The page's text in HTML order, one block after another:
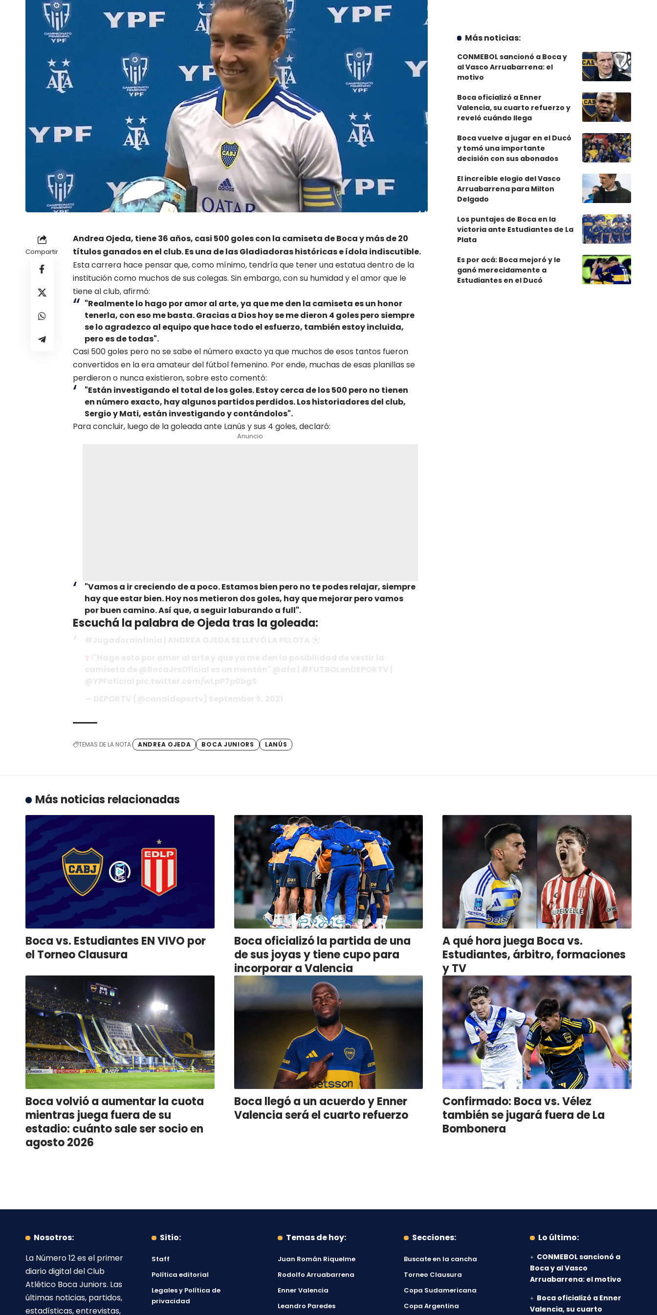
Compartir
Andrea Ojeda, tiene 36 años, casi 500 goles con la camiseta de Boca y más de 20
títulos ganados en el club. Es una de las Gladiadoras históricas e ídola indiscutible.
Esta carrera hace pensar que, como mínimo, tendría que tener una estatua dentro de la
institución como muchos de sus colegas. Sin embargo, con su humidad y el amor que le
tiene al club, afirmó:
"Realmente lo hago por amor al arte, ya que me den la camiseta es un honor
tenerla, con eso me basta. Gracias a Dios hoy se me dieron 4 goles pero siempre
se lo agradezco al equipo que hace todo el esfuerzo, también estoy incluida,
pero es de todas".
Casi 500 goles pero no se sabe el número exacto ya que muchos de esos tantos fueron
convertidos en la era amateur del fútbol femenino. Por ende, muchas de esas planillas se
perdieron o nunca existieron, sobre esto comentó:
"Están investigando el total de los goles. Estoy cerca de los 500 pero no tienen
en número exacto, hay algunos partidos perdidos. Los historiadores del club,
Sergio y Mati, están investigando y contándolos".
Para concluir, luego de la goleada ante Lanús y sus 4 goles, declaró:
Anuncio
"Vamos a ir creciendo de a poco. Estamos bien pero no te podes relajar, siempre
hay que estar bien. Hoy nos metieron dos goles, hay que mejorar pero vamos
por buen camino. Así que, a seguir laburando a full".
Escuchá la palabra de Ojeda tras la goleada:
TEMAS DE LA NOTA ANDREA OJEDA BOCA JUNIORS LANÚS
Más noticias:
CONMEBOL sancionó a Boca y
al Vasco Arruabarrena: el
motivo
Boca oficializó a Enner
Valencia, su cuarto refuerzo y
reveló cuándo llega
Boca vuelve a jugar en el Ducó
y tomó una importante
decisión con sus abonados
El increíble elogio del Vasco
Arruabarrena para Milton
Delgado
Los puntajes de Boca en la
victoria ante Estudiantes de La
Plata
Es por acá: Boca mejoró y le
ganó merecidamente a
Estudiantes en el Ducó
Más noticias relacionadas
Boca vs. Estudiantes EN VIVO por
el Torneo Clausura
Boca oficializó la partida de una
de sus joyas y tiene cupo para
incorporar a Valencia
A qué hora juega Boca vs.
Estudiantes, árbitro, formaciones
y TV
Boca volvió a aumentar la cuota
mientras juega fuera de su
estadio: cuánto sale ser socio en
agosto 2026
Boca llegó a un acuerdo y Enner
Valencia será el cuarto refuerzo
Confirmado: Boca vs. Vélez
también se jugará fuera de La
Bombonera
Nosotros:
La Número 12es el primer
diario digital delClub
Atlético Boca Juniors. Las
últimas noticias, partidos,
estadísticas, entrevistas,
Sitio:
Staff
Política editorial
Legales y Política de
privacidad
Temas de hoy:
Juan Román Riquelme
Rodolfo Arruabarrena
Enner Valencia
Leandro Paredes
Secciones:
Buscate en la cancha
Torneo Clausura
Copa Sudamericana
Copa Argentina
Lo último:
CONMEBOL sancionó a
Boca y al Vasco
Arruabarrena: el motivo
Boca oficializó a Enner
Valencia, su cuarto